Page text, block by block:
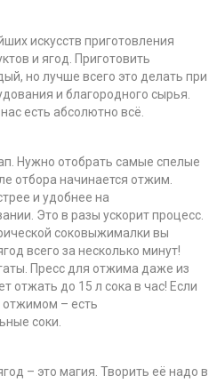
искусств приготовления
и ягод. Приготовить
но лучше всего это делать при
и благородного сырья.
есть абсолютно всё.
Нужно отобрать самые спелые
отбора начинается отжим.
и удобнее на
Это в разы ускорит процесс.
соковыжималки вы
всего за несколько минут!
Пресс для отжима даже из
отжать до 15 л сока в час! Если
отжимом – есть
соки.
– это магия. Творить её надо в